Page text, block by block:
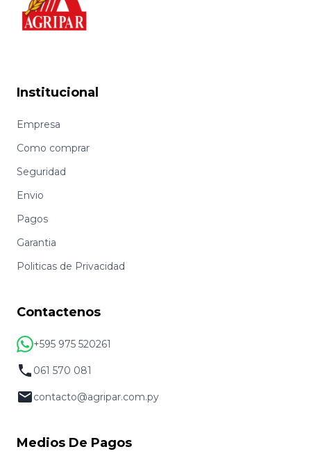
Institucional
Empresa
Como comprar
Seguridad
Envio
Pagos
Garantia
Politicas de Privacidad
Contactenos
+595 975 520261
061 570 081
contacto@agripar.com.py
Medios De Pagos